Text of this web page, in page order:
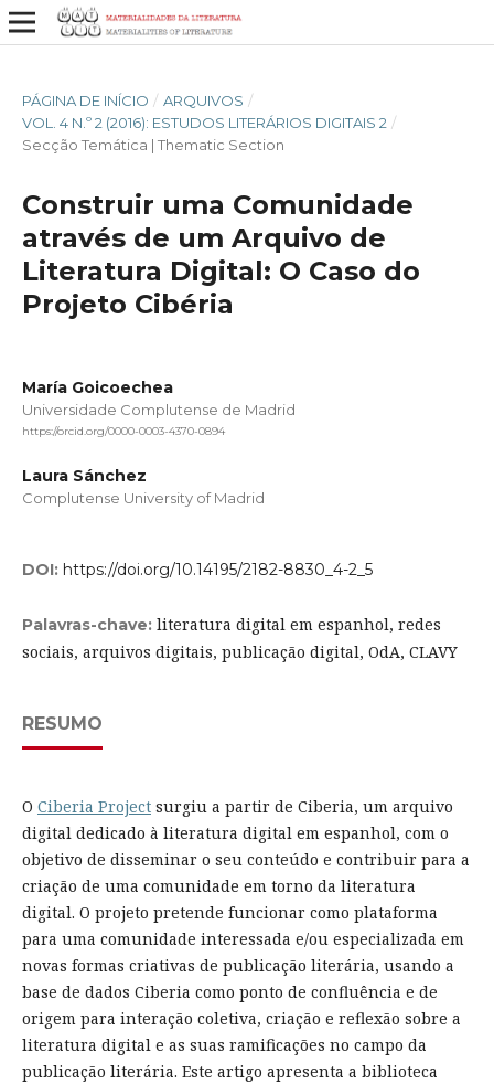
PÁGINA DE INÍCIO / ARQUIVOS /
VOL. 4 N.º 2 (2016): ESTUDOS LITERÁRIOS DIGITAIS 2 /
Secção Temática | Thematic Section
Construir uma Comunidade
através de um Arquivo de
Literatura Digital: O Caso do
Projeto Cibéria
María Goicoechea
Universidade Complutense de Madrid
https://orcid.org/0000-0003-4370-0894
Laura Sánchez
Complutense University of Madrid
DOI: https://doi.org/10.14195/2182-8830_4-2_5
Palavras-chave: literatura digital em espanhol, redes
sociais, arquivos digitais, publicação digital, OdA, CLAVY
RESUMO
O Ciberia Projectsurgiu a partir de Ciberia, um arquivo
digital dedicado à literatura digital em espanhol, com o
objetivo de disseminar o seu conteúdo e contribuir para a
criação de uma comunidade em torno da literatura
digital. O projeto pretende funcionar como plataforma
para uma comunidade interessada e/ou especializada em
novas formas criativas de publicação literária, usando a
base de dados Ciberia como ponto de confluência e de
origem para interação coletiva, criação e reflexão sobre a
literatura digital e as suas ramificações no campo da
publicação literária. Este artigo apresenta a biblioteca